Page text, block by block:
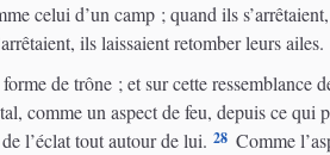
celui d’un camp ; quand ils
ils laissaient retomber leurs ailes.
de trône ; et sur cette ressemblance
comme un aspect de feu, depuis ce qui
l’éclat tout autour de lui. 28 Comme